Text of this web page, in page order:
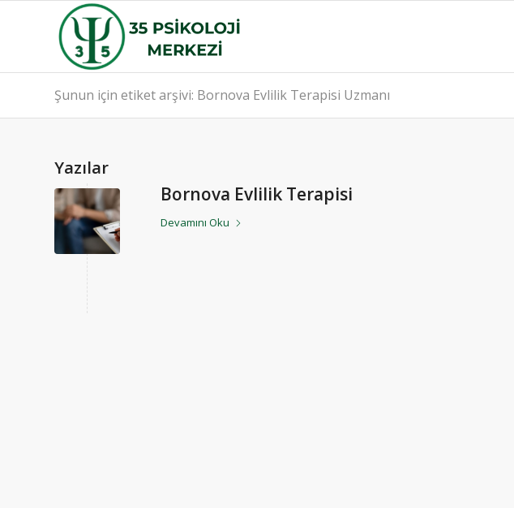
Şunun için etiket arşivi: Bornova Evlilik Terapisi Uzmanı
Yazılar
Bornova Evlilik Terapisi
Devamını Oku